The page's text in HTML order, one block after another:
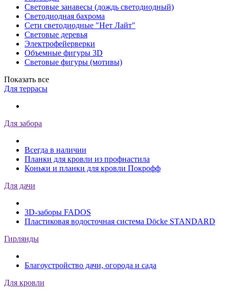
Световые занавесы (дождь светодиодный)
Светодиодная бахрома
Сети светодиодные "Нет Лайт"
Световые деревья
Электрофейерверки
Объемные фигуры 3D
Световые фигуры (мотивы)
Показать все
Для террасы
Для забора
Всегда в наличии
Планки для кровли из профнастила
Коньки и планки для кровли Покрофф
Для дачи
3D-заборы FADOS
Пластиковая водосточная система Döcke STANDARD
Гирлянды
Благоустройство дачи, огорода и сада
Для кровли